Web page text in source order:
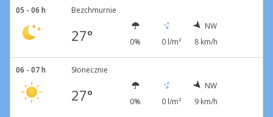
05 - 06 h Bezchmurnie
27° 0% 0 l/m²
NW
8 km/h
06 - 07 h Słonecznie
27° 0% 0 l/m²
NW
9 km/h